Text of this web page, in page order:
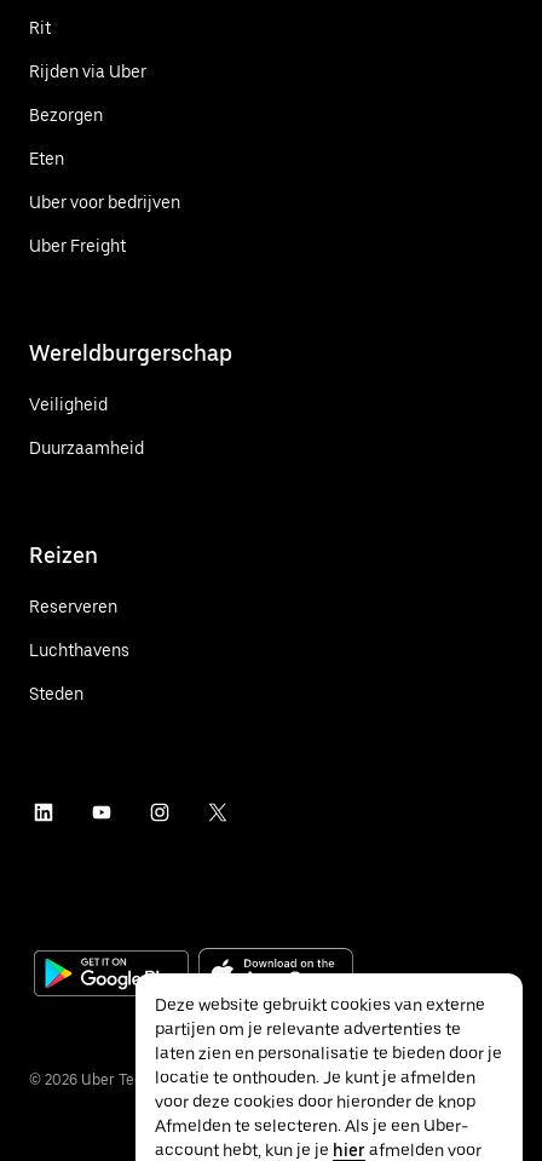
Rit
Rijden via Uber
Bezorgen
Eten
Uber voor bedrijven
Uber Freight
Wereldburgerschap
Veiligheid
Duurzaamheid
Reizen
Reserveren
Luchthavens
Steden
© 2026 Uber Technologies Inc.
Deze website gebruikt cookies van externe
partijen om je relevante advertenties te
laten zien en personalisatie te bieden door je
locatie te onthouden. Je kunt je afmelden
voor deze cookies door hieronder de knop
Afmelden te selecteren. Als je een Uber-
account hebt, kun je je hierafmelden voor